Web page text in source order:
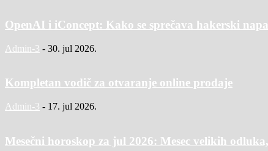
OpenAI i iConcept: Kako se sprečava hakerski
Admin-3 - 30. jul 2026.
Kompletan vodič za otvaranje online prodaje
Admin-3 - 17. jul 2026.
Mesečni horoskop za jul 2026: Mesec velikih